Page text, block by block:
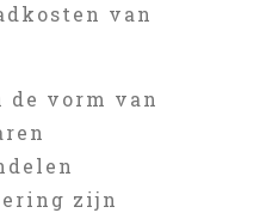
van
vorm van
zijn